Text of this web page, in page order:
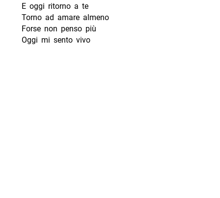
E oggi ritorno a te
Torno ad amare almeno
Forse non penso più
Oggi mi sento vivo